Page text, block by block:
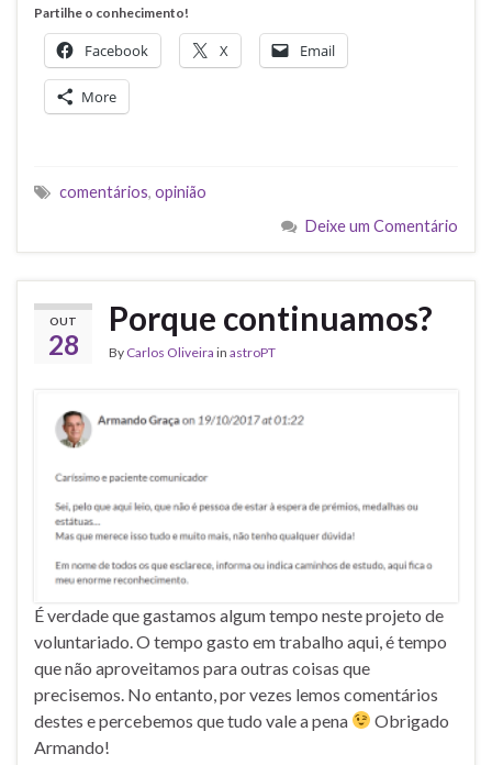
Partilhe o conhecimento!
Facebook X Email
More
comentários, opinião
Deixe um Comentário
OUT
28
Porque continuamos?
By Carlos Oliveira in astroPT
É verdade que gastamos algum tempo neste projeto de
voluntariado. O tempo gasto em trabalho aqui, é tempo
que não aproveitamos para outras coisas que
precisemos. No entanto, por vezes lemos comentários
destes e percebemos que tudo vale a pena
Obrigado
Armando!